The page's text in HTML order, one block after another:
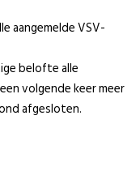
aangemelde VSV-
belofte alle
volgende keer meer
afgesloten.